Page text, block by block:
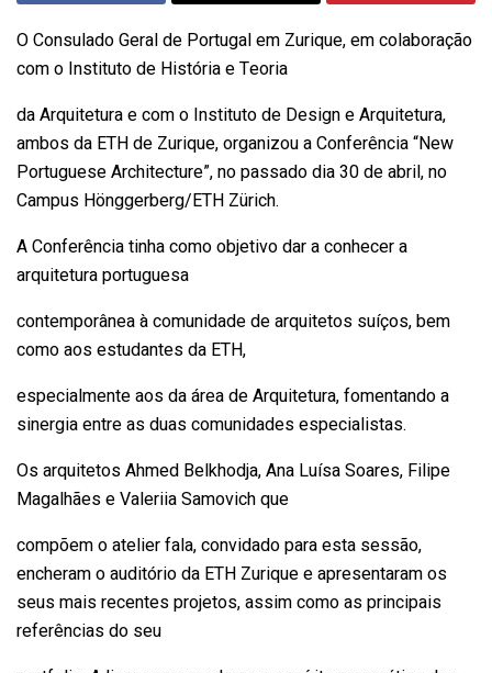
O Consulado Geral de Portugal em Zurique, em colaboração
com o Instituto de História e Teoria
da Arquitetura e com o Instituto de Design e Arquitetura,
ambos da ETH de Zurique, organizou a Conferência “New
Portuguese Architecture”, no passado dia 30 de abril, no
Campus Hönggerberg/ETH Zürich.
A Conferência tinha como objetivo dar a conhecer a
arquitetura portuguesa
contemporânea à comunidade de arquitetos suíços, bem
como aos estudantes da ETH,
especialmente aos da área de Arquitetura, fomentando a
sinergia entre as duas comunidades especialistas.
Os arquitetos Ahmed Belkhodja, Ana Luísa Soares, Filipe
Magalhães e Valeriia Samovich que
compõem o atelier fala, convidado para esta sessão,
encheram o auditório da ETH Zurique e apresentaram os
seus mais recentes projetos, assim como as principais
referências do seu